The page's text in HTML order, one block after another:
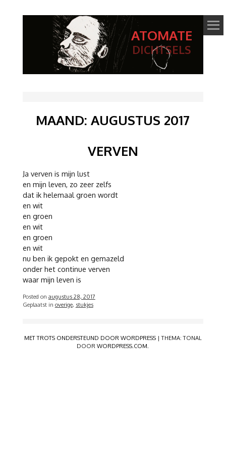
ATOMATE
DICHTSELS
MAAND:AUGUSTUS 2017
VERVEN
Ja verven is mijn lust
en mijn leven, zo zeer zelfs
dat ik helemaal groen wordt
en wit
en groen
en wit
en groen
en wit
nu ben ik gepokt en gemazeld
onder het continue verven
waar mijn leven is
Posted on augustus 28, 2017
Geplaatst in overige, stukjes
MET TROTS ONDERSTEUND DOOR WORDPRESS |THEMA: TONAL
DOORWORDPRESS.COM